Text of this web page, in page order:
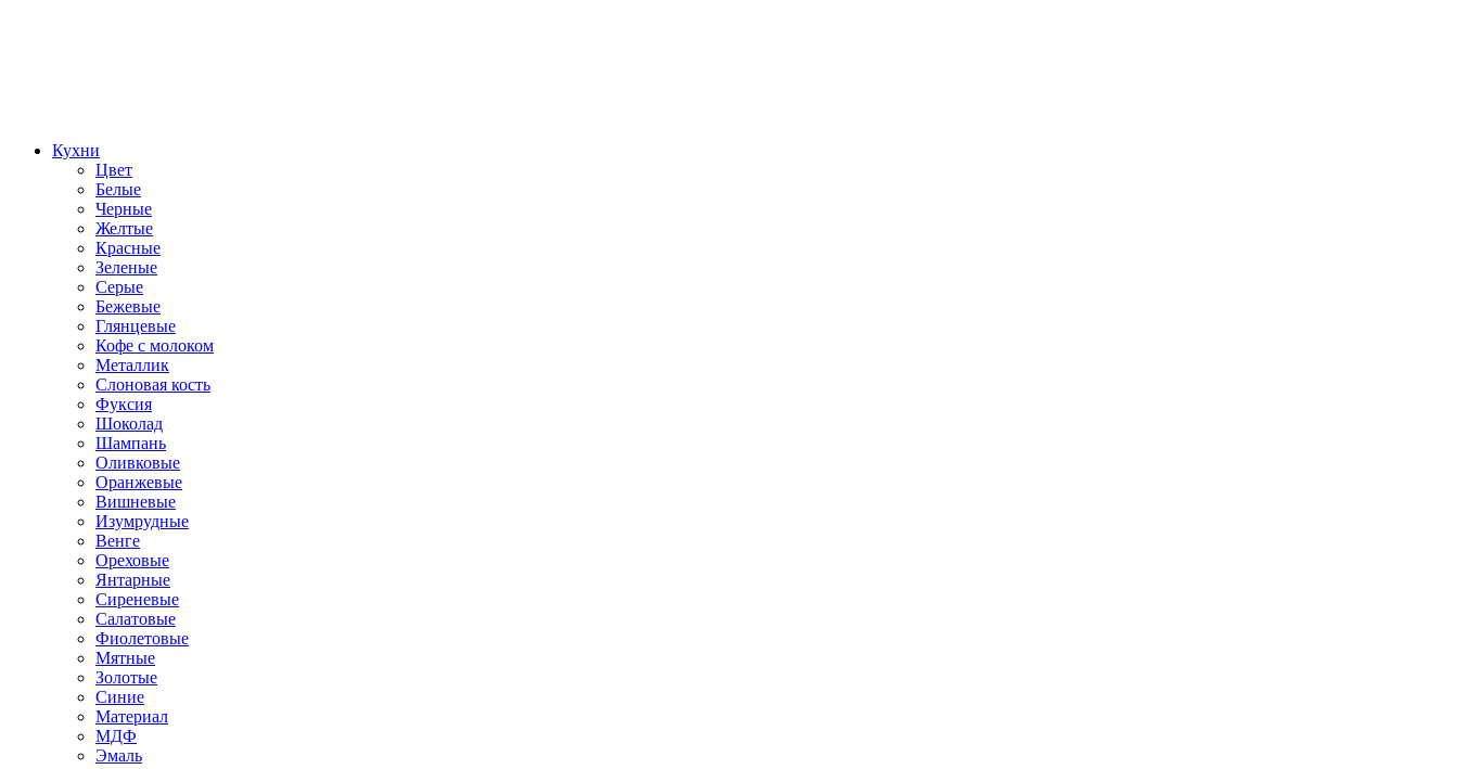
Кухни
Цвет
Белые
Черные
Желтые
Красные
Зеленые
Серые
Бежевые
Глянцевые
Кофе с молоком
Металлик
Слоновая кость
Фуксия
Шоколад
Шампань
Оливковые
Оранжевые
Вишневые
Изумрудные
Венге
Ореховые
Янтарные
Сиреневые
Салатовые
Фиолетовые
Мятные
Золотые
Синие
Материал
МДФ
Эмаль